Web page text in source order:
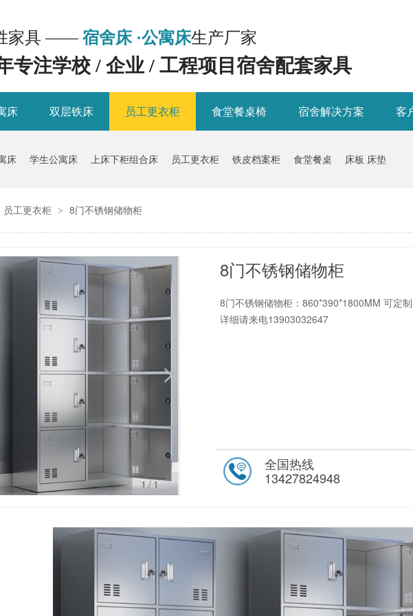
家具 ——宿舍床 ·公寓床生产厂家
专注学校 / 企业 / 工程项目宿舍配套家具
床 双层铁床 员工更衣柜 食堂餐桌椅 宿舍解决方案 客
床 学生公寓床 上床下柜组合床 员工更衣柜 铁皮档案柜 食堂餐桌 床板 床垫
员工更衣柜 > 8门不锈钢储物柜
1/1
8门不锈钢储物柜
8门不锈钢储物柜：860*390*1800MM 可定
详细请来电13903032647
全国热线
13427824948